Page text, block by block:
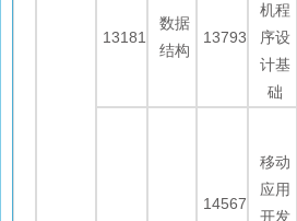
13181
数据
结构
13793
机程
序设
计基
础
14567
移动
应用
开发